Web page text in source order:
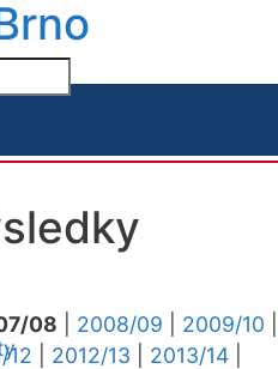
08 2008/09 2009/10
12 2012/13 2013/14